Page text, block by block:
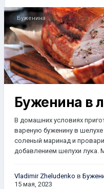
Буженина
Буженина в
В домашних условиях
вареную буженину в
соленый маринад и
добавлением шелухи лука.
Vladimir Zheludenko в
15 мая, 2023